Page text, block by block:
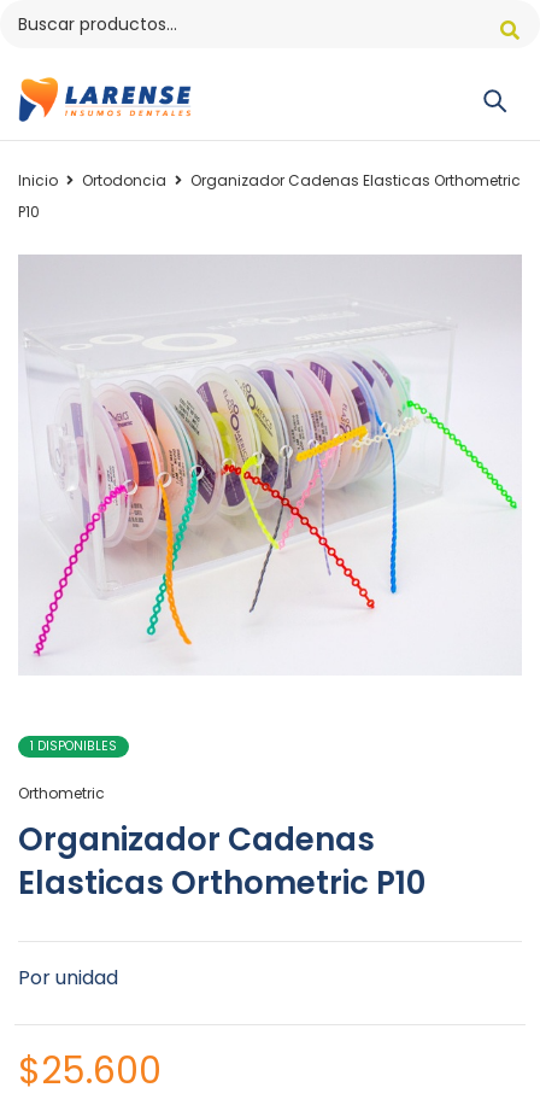
Inicio Ortodoncia
Organizador Cadenas Elasticas Orthometric
P10
1 DISPONIBLES
Orthometric
Organizador Cadenas
Elasticas Orthometric P10
Por unidad
$25.600